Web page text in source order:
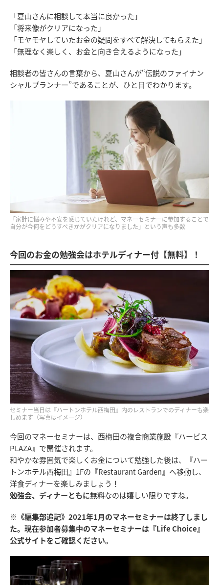
「夏山さんに相談して本当に良かった」
「将来像がクリアになった」
「モヤモヤしていたお金の疑問をすべて解決してもらえた」
「無理なく楽しく、お金と向き合えるようになった」
相談者の皆さんの言葉から、夏山さんが“伝説のファイナン
シャルプランナー”であることが、ひと目でわかります。
「家計に悩みや不安を感じていたけれど、マネーセミナーに参加することで
自分が今何をどうすべきかがクリアになりました」という声も多数
今回のお金の勉強会はホテルディナー付【無料】！
セミナー当日は『ハートンホテル西梅田』内のレストランでのディナーも楽
しめます（写真はイメージ）
今回のマネーセミナーは、西梅田の複合商業施設『ハービス
PLAZA』で開催されます。
和やかな雰囲気で楽しくお金について勉強した後は、『ハー
トンホテル西梅田』1Fの『Restaurant Garden』へ移動し、
洋食ディナーを楽しみましょう！
勉強会、ディナーともに無料なのは嬉しい限りですね。
※《編集部追記》2021年1月のマネーセミナーは終了しまし
た。現在参加者募集中のマネーセミナーは『Life Choice』
公式サイトをご確認ください。